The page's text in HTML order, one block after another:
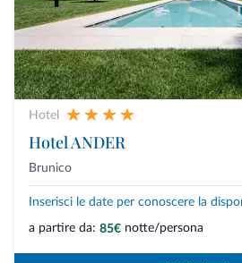
Hotel
Hotel ANDER
Brunico
Inserisci le date per conoscere la
a partire da: 85€ notte/persona